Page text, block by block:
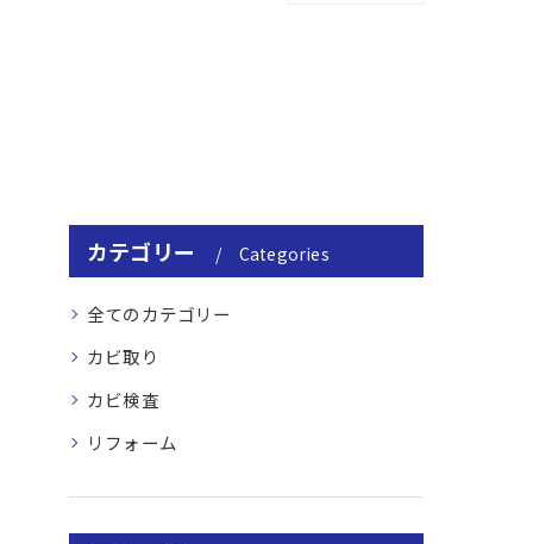
カテゴリー Categories
全てのカテゴリー
カビ取り
カビ検査
リフォーム